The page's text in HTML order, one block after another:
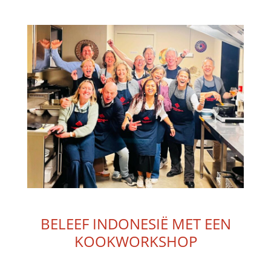
BELEEF INDONESIË MET EEN
KOOKWORKSHOP